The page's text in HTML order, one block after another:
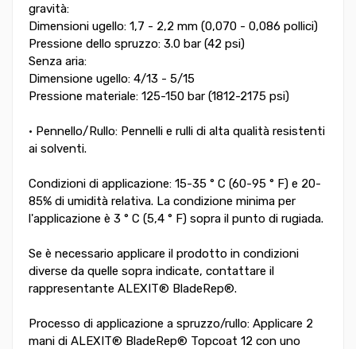
gravità:
Dimensioni ugello: 1,7 - 2,2 mm (0,070 - 0,086 pollici)
Pressione dello spruzzo: 3.0 bar (42 psi)
Senza aria:
Dimensione ugello: 4/13 - 5/15
Pressione materiale: 125-150 bar (1812-2175 psi)
• Pennello/Rullo: Pennelli e rulli di alta qualità resistenti
ai solventi.
Condizioni di applicazione: 15-35 ° C (60-95 ° F) e 20-
85% di umidità relativa. La condizione minima per
l'applicazione è 3 ° C (5,4 ° F) sopra il punto di rugiada.
Se è necessario applicare il prodotto in condizioni
diverse da quelle sopra indicate, contattare il
rappresentante ALEXIT® BladeRep®.
Processo di applicazione a spruzzo/rullo: Applicare 2
mani di ALEXIT® BladeRep® Topcoat 12 con uno